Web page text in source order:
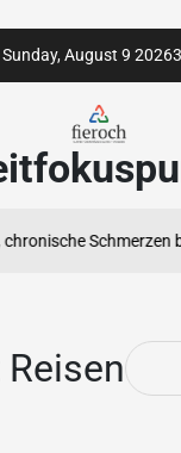
August 9 20263
Schmerzen